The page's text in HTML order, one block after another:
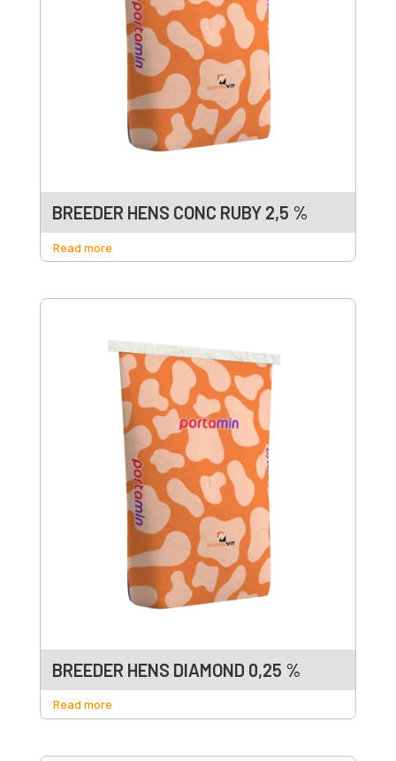
BREEDER HENS CONC RUBY 2,5 %
Read more
BREEDER HENS DIAMOND 0,25 %
Read more